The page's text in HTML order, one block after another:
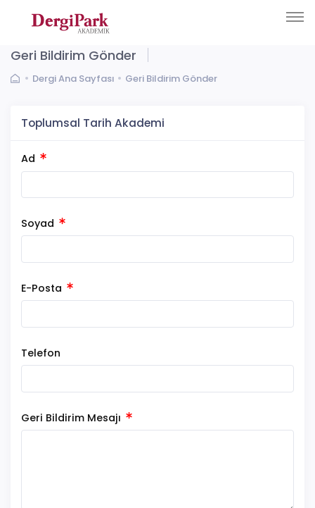
Geri Bildirim Gönder
Dergi Ana Sayfası Geri Bildirim Gönder
Toplumsal Tarih Akademi
Ad
Soyad
E-Posta
Telefon
Geri Bildirim Mesajı